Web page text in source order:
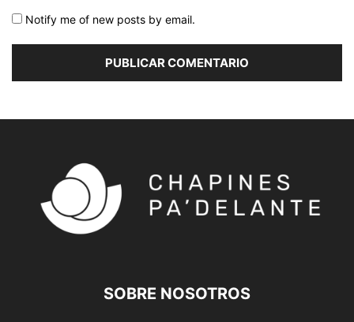
Notify me of new posts by email.
SOBRE NOSOTROS